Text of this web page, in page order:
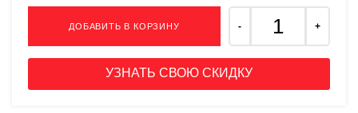
ДОБАВИТЬ В КОРЗИНУ
УЗНАТЬ СВОЮ СКИДКУ